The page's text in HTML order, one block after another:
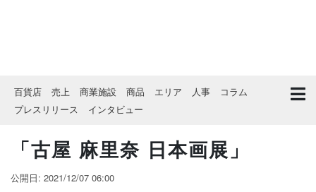
百貨店 売上 商業施設 商品 エリア 人事
コラム
プレスリリース
インタビュー
「古屋 麻里奈 日本画展」
公開日: 2021/12/07 06:00